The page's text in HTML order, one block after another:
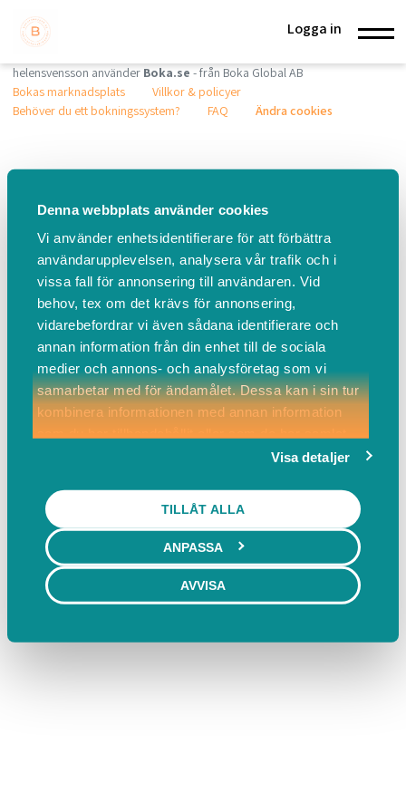
Denna webbplats använder cookies
Vi använder enhetsidentifierare för att förbättra
användarupplevelsen, analysera vår trafik och i
vissa fall för annonsering till användaren. Vid
behov, tex om det krävs för annonsering,
vidarebefordrar vi även sådana identifierare och
annan information från din enhet till de sociala
medier och annons- och analysföretag som vi
samarbetar med för ändamålet. Dessa kan i sin tur
kombinera informationen med annan information
Visa detaljer
TILLÅT ALLA
ANPASSA
AVVISA
Logga in
helensvensson använder Boka.se - från Boka Global AB
Bokas marknadsplats
Villkor & policyer
Behöver du ett bokningssystem?
FAQ Ändra cookies